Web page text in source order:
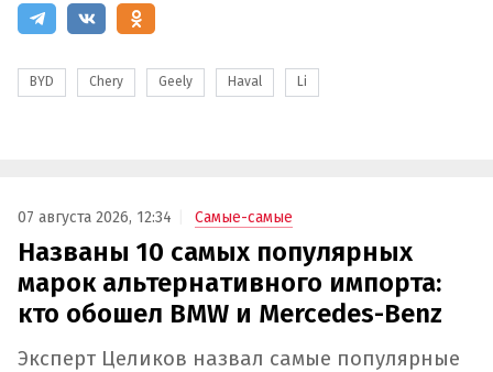
BYD Chery Geely Haval Li
07 августа 2026, 12:34 Самые-самые
Названы 10 самых популярных
марок альтернативного импорта:
кто обошел BMW и Mercedes-Benz
Эксперт Целиков назвал самые популярные